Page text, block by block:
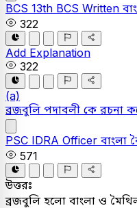
BCS 13th BCS Written
322
Add Explanation
322
(a)
ব্রজবুলি পদাবলী কে রচনা
PSC IDRA Officer বাংলা
571
উত্তরঃ
ব্রজবুলি হলো বাংলা ও